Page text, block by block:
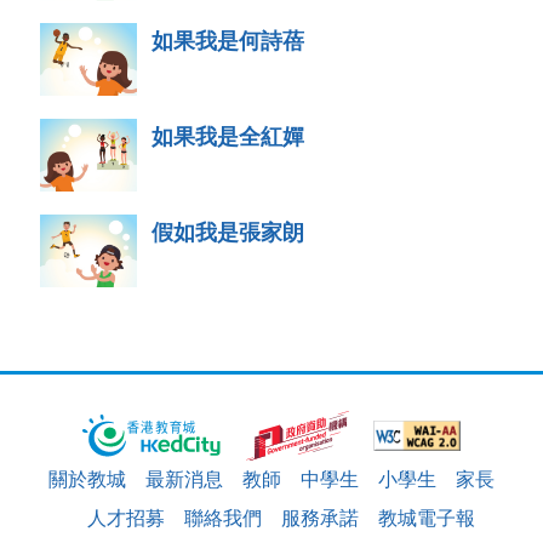
如果我是何詩蓓
如果我是全紅嬋
假如我是張家朗
關於教城 最新消息 教師 中學生 小學生
家長
人才招募
聯絡我們 服務承諾 教城電子報